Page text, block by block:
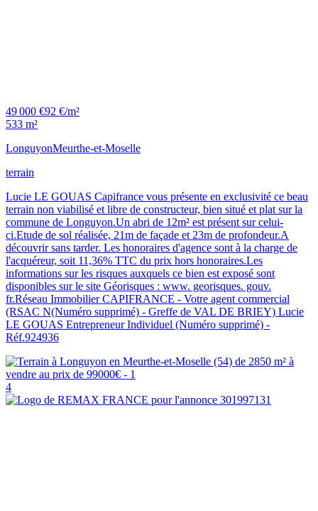
49 000 €92 €/m²
533 m²
LonguyonMeurthe-et-Moselle
terrain
Lucie LE GOUAS Capifrance vous présente en exclusivité ce beau
terrain non viabilisé et libre de constructeur, bien situé et plat sur la
commune de Longuyon.Un abri de 12m² est présent sur celui-
ci.Etude de sol réalisée, 21m de façade et 23m de profondeur.A
découvrir sans tarder. Les honoraires d'agence sont à la charge de
l'acquéreur, soit 11,36% TTC du prix hors honoraires.Les
informations sur les risques auxquels ce bien est exposé sont
disponibles sur le site Géorisques : www. georisques. gouv.
fr.Réseau Immobilier CAPIFRANCE - Votre agent commercial
(RSAC N(Numéro supprimé) - Greffe de VAL DE BRIEY) Lucie
LE GOUAS Entrepreneur Individuel (Numéro supprimé) -
Réf.924936
4